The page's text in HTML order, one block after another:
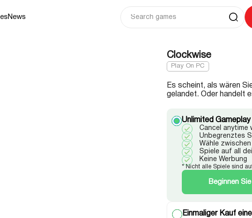
News
Clockwise
Play On PC
Unlimited
Cancel anytime
Unbegrenztes
Wähle
Spiele auf all
Keine Werbung
* Nicht alle Spiele sind
Beginnen
Einmaliger Kauf
Es scheint, als wären
gelandet. Oder handelt